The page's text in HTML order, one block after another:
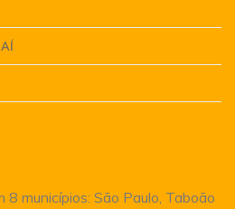
8 municípios: São Paulo, Taboão